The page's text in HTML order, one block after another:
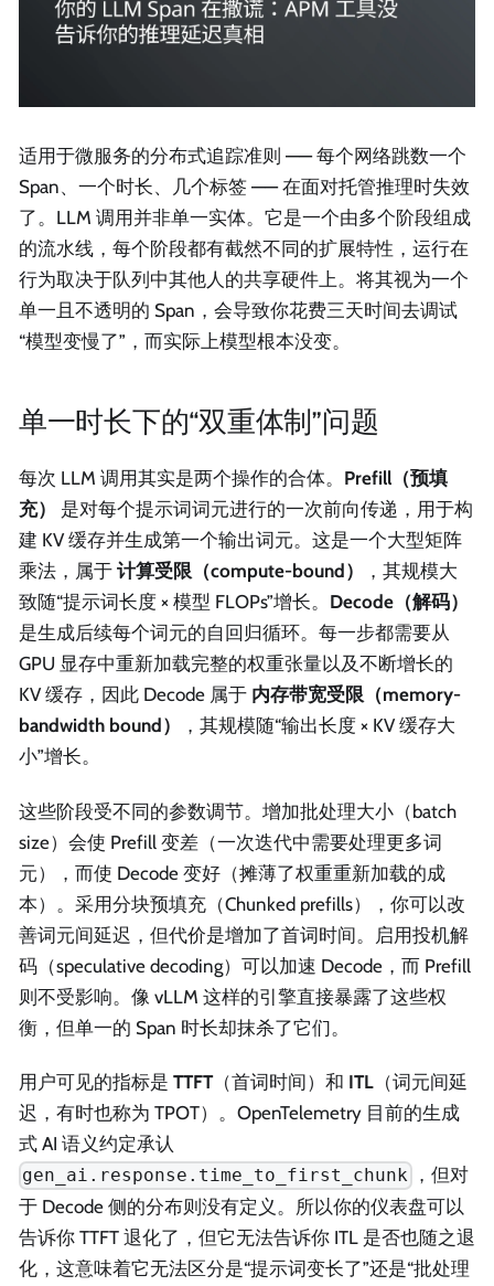
适用于微服务的分布式追踪准则 —— 每个网络跳数一个
Span、一个时长、几个标签 —— 在面对托管推理时失效
了。LLM 调用并非单一实体。它是一个由多个阶段组成
的流水线，每个阶段都有截然不同的扩展特性，运行在
行为取决于队列中其他人的共享硬件上。将其视为一个
单一且不透明的 Span，会导致你花费三天时间去调试
“模型变慢了”，而实际上模型根本没变。
单一时长下的“双重体制”问题
每次 LLM 调用其实是两个操作的合体。 Prefill（预填
充）
是对每个提示词词元进行的一次前向传递，用于构
建 KV 缓存并生成第一个输出词元。这是一个大型矩阵
乘法，属于 计算受限（compute-bound）
，其规模大
致随“提示词长度 × 模型 FLOPs”增长。 Decode（解码）
是生成后续每个词元的自回归循环。每一步都需要从
GPU 显存中重新加载完整的权重张量以及不断增长的
KV 缓存，因此 Decode 属于 内存带宽受限（memory-
bandwidth bound）
，其规模随“输出长度 × KV 缓存大
小”增长。
这些阶段受不同的参数调节。增加批处理大小（batch
size）会使 Prefill 变差（一次迭代中需要处理更多词
元），而使 Decode 变好（摊薄了权重重新加载的成
本）。采用分块预填充（Chunked prefills），你可以改
善词元间延迟，但代价是增加了首词时间。启用投机解
码（speculative decoding）可以加速 Decode，而 Prefill
则不受影响。像 vLLM 这样的引擎直接暴露了这些权
衡，但单一的 Span 时长却抹杀了它们。
用户可见的指标是 TTFT（首词时间）和 ITL （词元间延
迟，有时也称为 TPOT）。OpenTelemetry 目前的生成
式 AI 语义约定承认
gen_ai.response.time_to_first_chunk ，但对
于 Decode 侧的分布则没有定义。所以你的仪表盘可以
告诉你 TTFT 退化了，但它无法告诉你 ITL 是否也随之退
化，这意味着它无法区分是“提示词变长了”还是“批处理